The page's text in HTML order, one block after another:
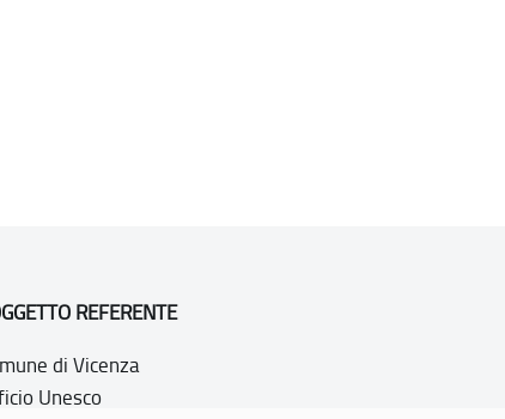
REFERENTE
di Vicenza
Unesco